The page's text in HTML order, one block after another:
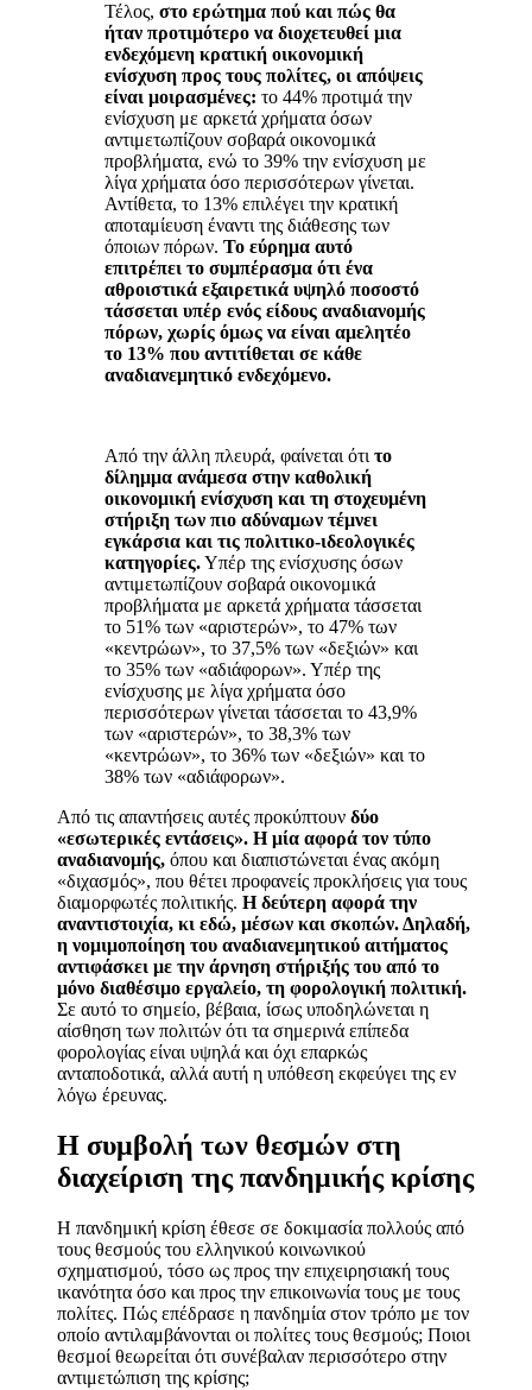
Τέλος, στο ερώτημα πού και πώς θα
ήταν προτιμότερο να διοχετευθεί μια
ενδεχόμενη κρατική οικονομική
ενίσχυση προς τους πολίτες, οι απόψεις
είναι μοιρασμένες: το 44% προτιμά την
ενίσχυση με αρκετά χρήματα όσων
αντιμετωπίζουν σοβαρά οικονομικά
προβλήματα, ενώ το 39% την ενίσχυση με
λίγα χρήματα όσο περισσότερων γίνεται.
Αντίθετα, το 13% επιλέγει την κρατική
αποταμίευση έναντι της διάθεσης των
όποιων πόρων. Το εύρημα αυτό
επιτρέπει το συμπέρασμα ότι ένα
αθροιστικά εξαιρετικά υψηλό ποσοστό
τάσσεται υπέρ ενός είδους αναδιανομής
πόρων, χωρίς όμως να είναι αμελητέο
το 13% που αντιτίθεται σε κάθε
αναδιανεμητικό ενδεχόμενο.
Από την άλλη πλευρά, φαίνεται ότι το
δίλημμα ανάμεσα στην καθολική
οικονομική ενίσχυση και τη στοχευμένη
στήριξη των πιο αδύναμων τέμνει
εγκάρσια και τις πολιτικο-ιδεολογικές
κατηγορίες.Υπέρ της ενίσχυσης όσων
αντιμετωπίζουν σοβαρά οικονομικά
προβλήματα με αρκετά χρήματα τάσσεται
το 51% των «αριστερών», το 47% των
«κεντρώων», το 37,5% των «δεξιών» και
το 35% των «αδιάφορων». Υπέρ της
ενίσχυσης με λίγα χρήματα όσο
περισσότερων γίνεται τάσσεται το 43,9%
των «αριστερών», το 38,3% των
«κεντρώων», το 36% των «δεξιών» και το
38% των «αδιάφορων».
Από τις απαντήσεις αυτές προκύπτουν δύο
«εσωτερικές εντάσεις». Η μία αφορά τον τύπο
αναδιανομής, όπου και διαπιστώνεται ένας ακόμη
«διχασμός», που θέτει προφανείς προκλήσεις για τους
διαμορφωτές πολιτικής. Η δεύτερη αφορά την
αναντιστοιχία, κι εδώ, μέσων και σκοπών. Δηλαδή,
η νομιμοποίηση του αναδιανεμητικού αιτήματος
αντιφάσκει με την άρνηση στήριξής του από το
μόνο διαθέσιμο εργαλείο, τη φορολογική πολιτική.
Σε αυτό το σημείο, βέβαια, ίσως υποδηλώνεται η
αίσθηση των πολιτών ότι τα σημερινά επίπεδα
φορολογίας είναι υψηλά και όχι επαρκώς
ανταποδοτικά, αλλά αυτή η υπόθεση εκφεύγει της εν
λόγω έρευνας.
Η συμβολή των θεσμών στη
διαχείριση της πανδημικής κρίσης
Η πανδημική κρίση έθεσε σε δοκιμασία πολλούς από
τους θεσμούς του ελληνικού κοινωνικού
σχηματισμού, τόσο ως προς την επιχειρησιακή τους
ικανότητα όσο και προς την επικοινωνία τους με τους
πολίτες. Πώς επέδρασε η πανδημία στον τρόπο με τον
οποίο αντιλαμβάνονται οι πολίτες τους θεσμούς; Ποιοι
θεσμοί θεωρείται ότι συνέβαλαν περισσότερο στην
αντιμετώπιση της κρίσης;